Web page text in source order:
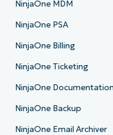
NinjaOne MDM
NinjaOne PSA
NinjaOne Billing
NinjaOne Ticketing
NinjaOne Documentation
NinjaOne Backup
NinjaOne Email Archiver